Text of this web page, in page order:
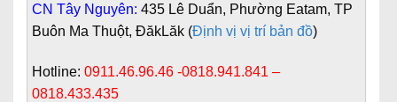
CN Tây Nguyên: 435 Lê Duẩn, Phường Eatam, TP
Buôn Ma Thuột, ĐăkLăk (Định vị vị trí bản đồ)
Hotline: 0911.46.96.46 -0818.941.841 –
0818.433.435